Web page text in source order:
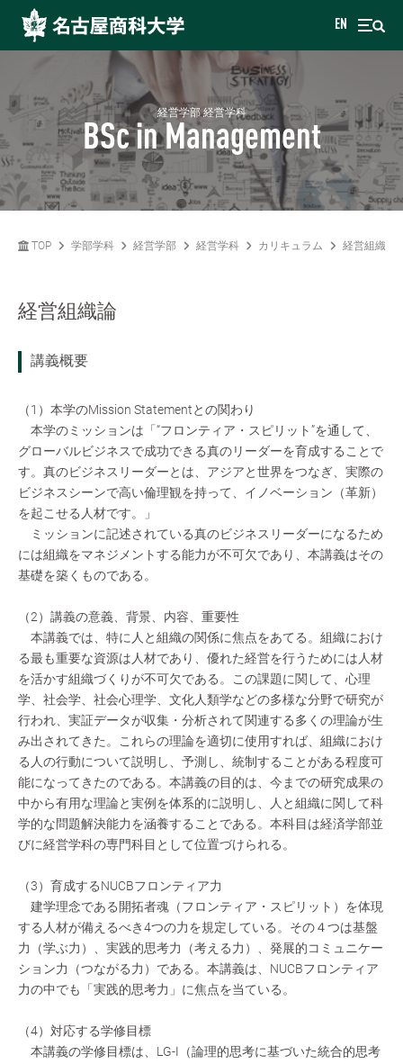
EN
経営学部 経営学科
BSc in Management
TOP 学部学科 経営学部 経営学科 カリキュラム 経営組織論
経営組織論
講義概要
（1）本学のMission Statementとの関わり
本学のミッションは「“フロンティア・スピリット”を通して、
グローバルビジネスで成功できる真のリーダーを育成することで
す。真のビジネスリーダーとは、アジアと世界をつなぎ、実際の
ビジネスシーンで高い倫理観を持って、イノベーション（革新）
を起こせる人材です。」
ミッションに記述されている真のビジネスリーダーになるため
には組織をマネジメントする能力が不可欠であり、本講義はその
基礎を築くものである。
（2）講義の意義、背景、内容、重要性
本講義では、特に人と組織の関係に焦点をあてる。組織におけ
る最も重要な資源は人材であり、優れた経営を行うためには人材
を活かす組織づくりが不可欠である。この課題に関して、心理
学、社会学、社会心理学、文化人類学などの多様な分野で研究が
行われ、実証データが収集・分析されて関連する多くの理論が生
み出されてきた。これらの理論を適切に使用すれば、組織におけ
る人の行動について説明し、予測し、統制することがある程度可
能になってきたのである。本講義の目的は、今までの研究成果の
中から有用な理論と実例を体系的に説明し、人と組織に関して科
学的な問題解決能力を涵養することである。本科目は経済学部並
びに経営学科の専門科目として位置づけられる。
（3）育成するNUCBフロンティア力
建学理念である開拓者魂（フロンティア・スピリット）を体現
する人材が備えるべき4つの力を規定している。その４つは基盤
力（学ぶ力）、実践的思考力（考える力）、発展的コミュニケー
ション力（つながる力）である。本講義は、NUCBフロンティア
力の中でも「実践的思考力」に焦点を当ている。
（4）対応する学修目標
本講義の学修目標は、LG-Ⅰ（論理的思考に基づいた統合的思考